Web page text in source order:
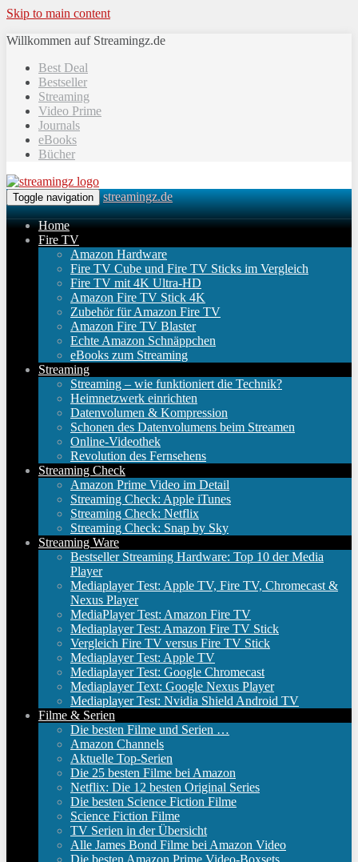
Skip to main content
Willkommen auf Streamingz.de
Best Deal
Bestseller
Streaming
Video Prime
Journals
eBooks
Bücher
Toggle navigation streamingz.de
Home
Fire TV
Amazon Hardware
Fire TV Cube und Fire TV Sticks im Vergleich
Fire TV mit 4K Ultra-HD
Amazon Fire TV Stick 4K
Zubehör für Amazon Fire TV
Amazon Fire TV Blaster
Echte Amazon Schnäppchen
eBooks zum Streaming
Streaming
Streaming – wie funktioniert die Technik?
Heimnetzwerk einrichten
Datenvolumen & Kompression
Schonen des Datenvolumens beim Streamen
Online-Videothek
Revolution des Fernsehens
Streaming Check
Amazon Prime Video im Detail
Streaming Check: Apple iTunes
Streaming Check: Netflix
Streaming Check: Snap by Sky
Streaming Ware
Bestseller Streaming Hardware: Top 10 der Media
Player
Mediaplayer Test: Apple TV, Fire TV, Chromecast &
Nexus Player
MediaPlayer Test: Amazon Fire TV
Mediaplayer Test: Amazon Fire TV Stick
Vergleich Fire TV versus Fire TV Stick
Mediaplayer Test: Apple TV
Mediaplayer Test: Google Chromecast
Mediaplayer Text: Google Nexus Player
Mediaplayer Test: Nvidia Shield Android TV
Filme & Serien
Die besten Filme und Serien …
Amazon Channels
Aktuelle Top-Serien
Die 25 besten Filme bei Amazon
Netflix: Die 12 besten Original Series
Die besten Science Fiction Filme
Science Fiction Filme
TV Serien in der Übersicht
Alle James Bond Filme bei Amazon Video
Die besten Amazon Prime Video-Boxsets